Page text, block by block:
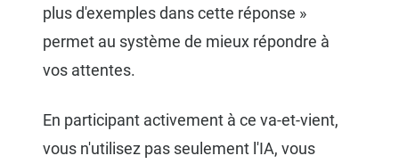
plus d'exemples dans cette réponse »
permet au système de mieux répondre à
vos attentes.
En participant activement à ce va-et-vient,
vous n'utilisez pas seulement l'IA, vous